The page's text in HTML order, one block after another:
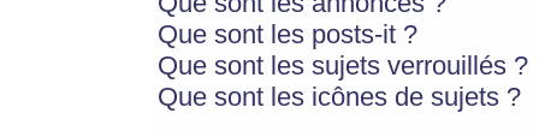
Que sont les posts-it ?
Que sont les sujets verrouillés ?
Que sont les icônes de sujets ?